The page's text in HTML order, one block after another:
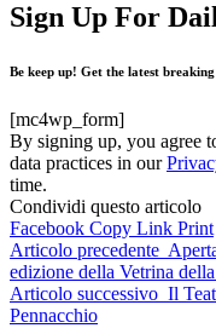
Sign Up For
Be keep up! Get the latest
[mc4wp_form]
By signing up, you agree
data practices in our
time.
Condividi questo articolo
Facebook Copy Link Print
Articolo precedente
edizione della Vetrina
Articolo successivo Il
Pennacchio